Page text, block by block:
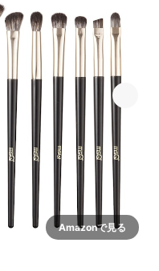
Amazonで見る